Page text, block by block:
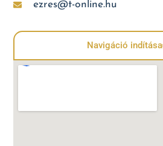
ezres@t-online.hu
Navigáció indítása